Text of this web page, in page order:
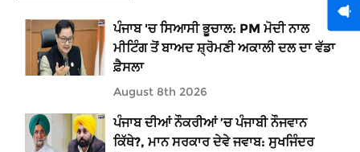
ਪੰਜਾਬ 'ਚ ਸਿਆਸੀ ਭੂਚਾਲ: PM ਮੋਦੀ ਨਾਲ
ਮੀਟਿੰਗ ਤੋਂ ਬਾਅਦ ਸ਼੍ਰੋਮਣੀ ਅਕਾਲੀ ਦਲ ਦਾ ਵੱਡਾ
ਫ਼ੈਸਲਾ
August 8th 2026
ਪੰਜਾਬ ਦੀਆਂ ਨੌਕਰੀਆਂ ’ਚ ਪੰਜਾਬੀ ਨੌਜਵਾਨ
ਕਿੱਥੇ?, ਮਾਨ ਸਰਕਾਰ ਦੇਵੇ ਜਵਾਬ: ਸੁਖਜਿੰਦਰ